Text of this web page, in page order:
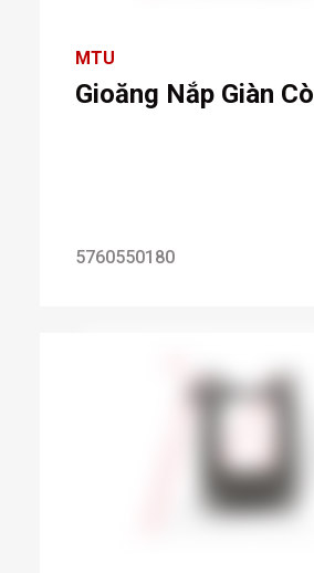
MTU
Gioăng Nắp Giàn Cò
5760550180